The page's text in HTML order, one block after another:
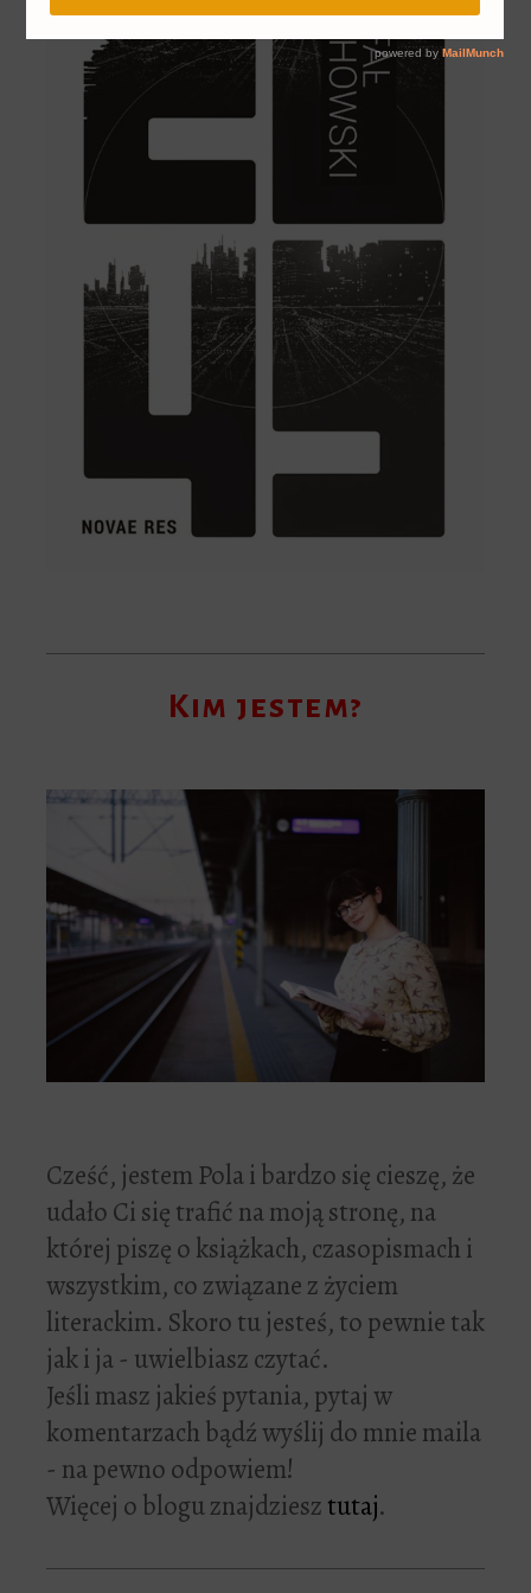
Kim jestem?
Cześć, jestem Pola i bardzo się cieszę, że
udało Ci się trafić na moją stronę, na
której piszę o książkach, czasopismach i
wszystkim, co związane z życiem
literackim. Skoro tu jesteś, to pewnie tak
jak i ja - uwielbiasz czytać.
Jeśli masz jakieś pytania, pytaj w
komentarzach bądź wyślij do mnie maila
- na pewno odpowiem!
Więcej o blogu znajdziesztutaj.